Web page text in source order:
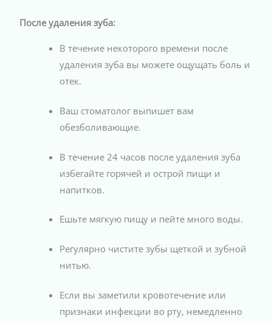
После удаления зуба:
В течение некоторого времени после
удаления зуба вы можете ощущать боль и
отек.
Ваш стоматолог выпишет вам
обезболивающие.
В течение 24 часов после удаления зуба
избегайте горячей и острой пищи и
напитков.
Ешьте мягкую пищу и пейте много воды.
Регулярно чистите зубы щеткой и зубной
нитью.
Если вы заметили кровотечение или
признаки инфекции во рту, немедленно